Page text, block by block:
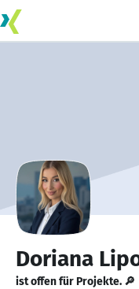
Doriana
ist offen für Projekte. 🔎